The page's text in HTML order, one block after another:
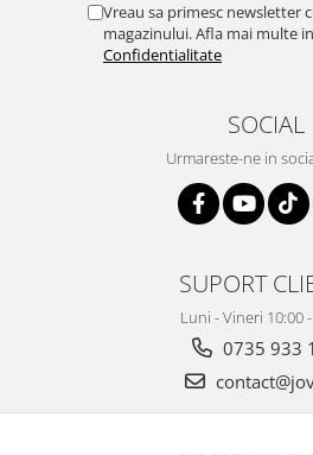
Vreau sa primesc newsletter
magazinului. Afla mai multe in
Confidentialitate
SOCIAL
Urmareste-ne in
SUPORT
Luni - Vineri 10:00
0735 933